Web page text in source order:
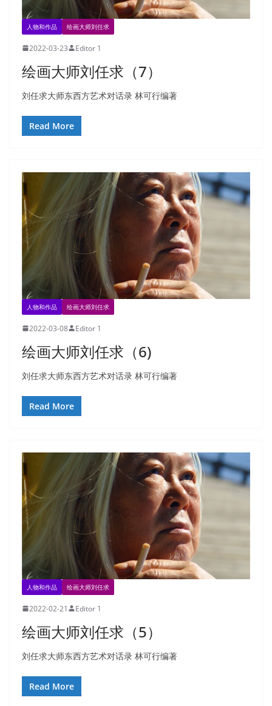
人物和作品 绘画大师刘任求
2022-03-23 Editor 1
绘画大师刘任求（7）
刘任求大师东西方艺术对话录 林可行编著
Read More
人物和作品 绘画大师刘任求
2022-03-08 Editor 1
绘画大师刘任求（6)
刘任求大师东西方艺术对话录 林可行编著
Read More
人物和作品 绘画大师刘任求
2022-02-21 Editor 1
绘画大师刘任求（5）
刘任求大师东西方艺术对话录 林可行编著
Read More